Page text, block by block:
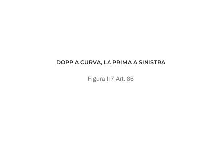
DOPPIA CURVA, LA PRIMA A SINISTRA
Figura II 7 Art. 86